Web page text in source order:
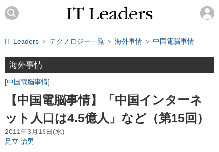
IT Leaders ＞ テクノロジー一覧 ＞ 海外事情 ＞ 中国電脳事情
海外事情
中国電脳事情
【中国電脳事情】「中国インターネ
ット人口は4.5億人」など（第15回）
2011年3月16日(水)
足立 治男